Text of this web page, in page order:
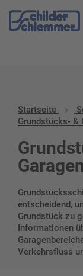
Garagenschilder
Startseite
Grundstücks- &
entscheidend,
Grundstück zu
Informationen
Verkehrsfluss